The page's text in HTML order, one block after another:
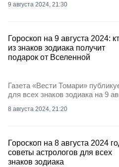
9 августа 2024, 21:30
Гороскоп на 9 августа 2024:
из знаков зодиака получит
подарок от Вселенной
Газета «Вести Томари»
для всех знаков зодиака на 9
8 августа 2024, 21:20
Гороскоп на 8 августа 2024
советы астрологов для всех
знаков зодиака